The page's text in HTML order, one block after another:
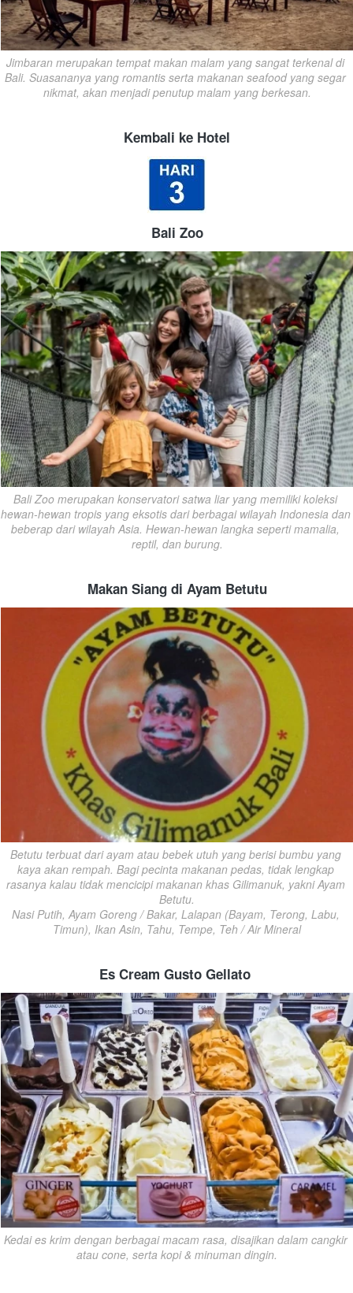
Jimbaran merupakan tempat makan malam yang sangat terkenal di
Bali. Suasananya yang romantis serta makanan seafood yang segar
nikmat, akan menjadi penutup malam yang berkesan.
Kembali ke Hotel
Bali Zoo
Bali Zoo merupakan konservatori satwa liar yang memiliki koleksi
hewan-hewan tropis yang eksotis dari berbagai wilayah Indonesia dan
beberap dari wilayah Asia. Hewan-hewan langka seperti mamalia,
reptil, dan burung.
Makan Siang di Ayam Betutu
Betutu terbuat dari ayam atau bebek utuh yang berisi bumbu yang
kaya akan rempah. Bagi pecinta makanan pedas, tidak lengkap
rasanya kalau tidak mencicipi makanan khas Gilimanuk, yakni Ayam
Betutu.
Nasi Putih, Ayam Goreng / Bakar, Lalapan (Bayam, Terong, Labu,
Timun), Ikan Asin, Tahu, Tempe, Teh / Air Mineral
Es Cream Gusto Gellato
Kedai es krim dengan berbagai macam rasa, disajikan dalam cangkir
atau cone, serta kopi & minuman dingin.